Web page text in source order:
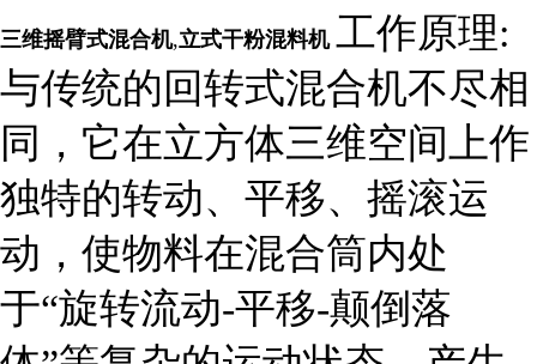
三维摇臂式混合机,立式干粉混料机 工作原理:
与传统的回转式混合机不尽相
同，它在立方体三维空间上作
独特的转动、平移、摇滚运
动，使物料在混合筒内处
于“旋转流动-平移-颠倒落